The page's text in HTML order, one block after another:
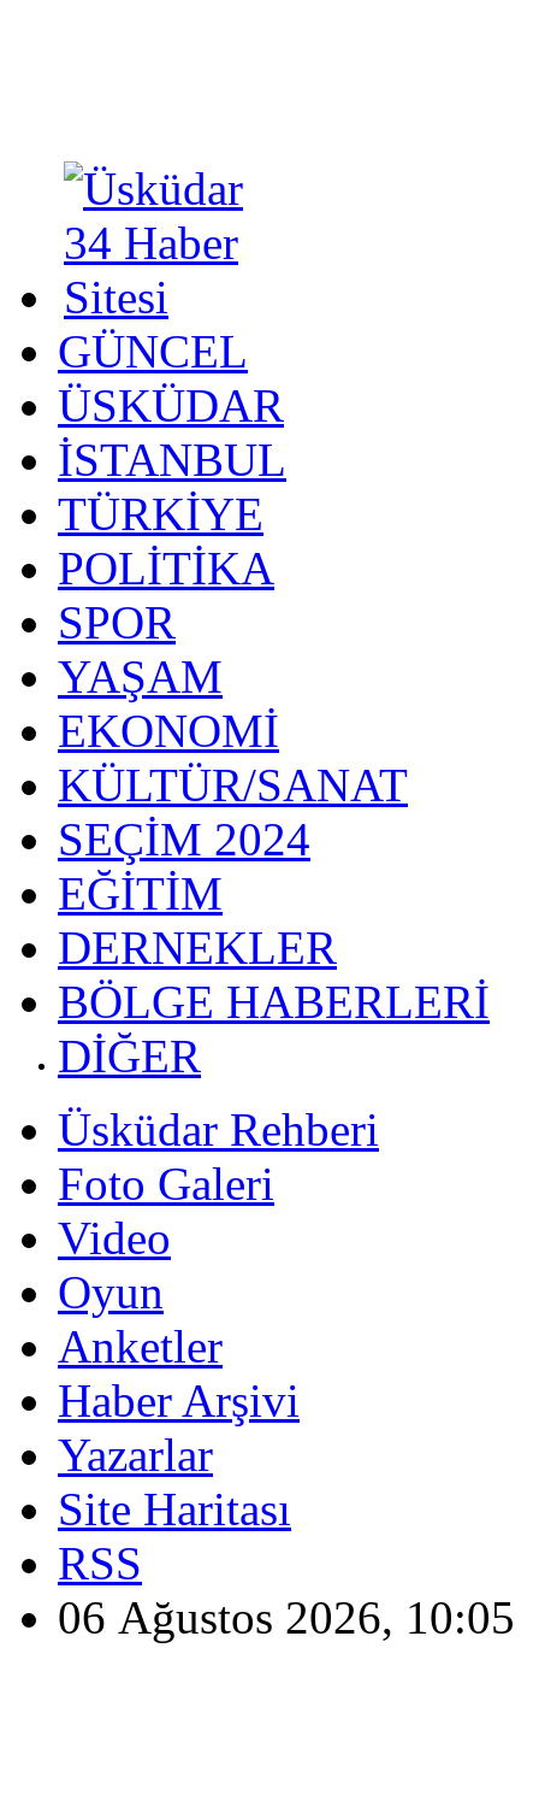
GÜNCEL
ÜSKÜDAR
İSTANBUL
TÜRKİYE
POLİTİKA
SPOR
YAŞAM
EKONOMİ
KÜLTÜR/SANAT
SEÇİM 2024
EĞİTİM
DERNEKLER
BÖLGE HABERLERİ
DİĞER
Üsküdar Rehberi
Foto Galeri
Video
Oyun
Anketler
Haber Arşivi
Yazarlar
Site Haritası
RSS
06 Ağustos 2026, 10:05